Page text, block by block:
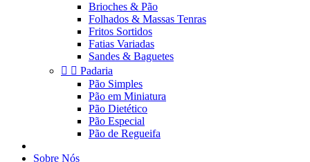
Brioches & Pão
Folhados & Massas Tenras
Fritos Sortidos
Fatias Variadas
Sandes & Baguetes
  Padaria
Pão Simples
Pão em Miniatura
Pão Dietético
Pão Especial
Pão de Regueifa
Sobre Nós